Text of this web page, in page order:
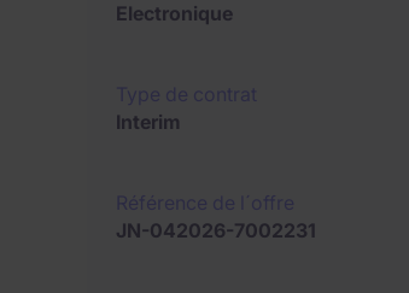
Electronique
Interim
JN-042026-7002231